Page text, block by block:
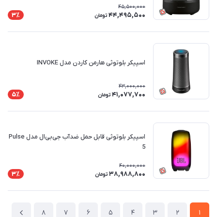
45,500,000
44,495,500 تومان 3٪
اسپیکر بلوتوثی هارمن کاردن مدل INVOKE
43,000,000
41,077,700 تومان 5٪
اسپیکر بلوتوثی قابل حمل ضدآب جی‌بی‌ال مدل Pulse
5
40,000,000
38,988,800 تومان 3٪
1
2
3
4
5
6
7
8